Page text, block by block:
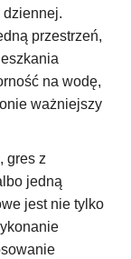
dziennej.
przestrzeń,
na wodę,
ważniejszy
, gres z
jedną
jest nie tylko